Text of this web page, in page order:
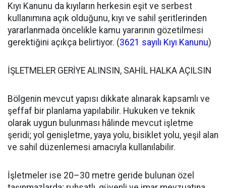
Kıyı Kanunu da kıyıların herkesin eşit ve serbest
kullanımına açık olduğunu, kıyı ve sahil şeritlerinden
yararlanmada öncelikle kamu yararının gözetilmesi
gerektiğini açıkça belirtiyor. (3621 sayılı Kıyı Kanunu⁠)
İŞLETMELER GERİYE ALINSIN, SAHİL HALKA AÇILSIN
Bölgenin mevcut yapısı dikkate alınarak kapsamlı ve
şeffaf bir planlama yapılabilir. Hukuken ve teknik
olarak uygun bulunması hâlinde mevcut işletme
şeridi; yol genişletme, yaya yolu, bisiklet yolu, yeşil alan
ve sahil düzenlemesi amacıyla kullanılabilir.
İşletmeler ise 20–30 metre geride bulunan özel